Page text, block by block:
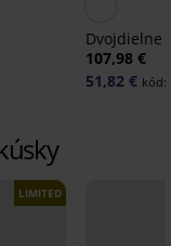
Dvojdielne
107,98 €
51,82 € kód:
LIMITED